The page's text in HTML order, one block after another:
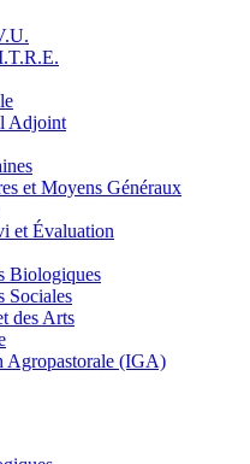
Adjoint
et Moyens Généraux
et Évaluation
Biologiques
Sociales
des Arts
Agropastorale (IGA)